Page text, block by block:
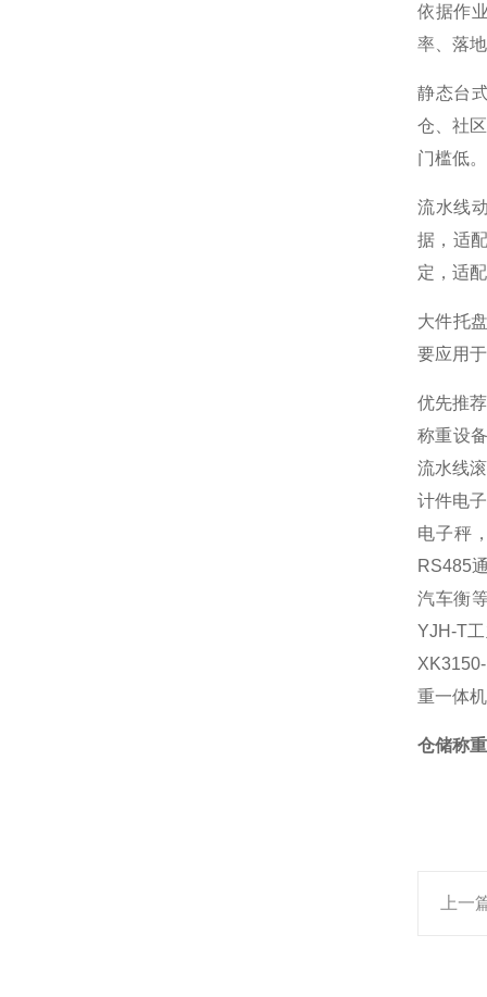
依据作
率、落
静态台
仓、社
门槛低。
流水线
据，适
定，适
大件托
要应用
优先推
称重设
流水线
计件电
电子秤
RS485
汽车衡
YJH-T
重一体
仓储称
上一